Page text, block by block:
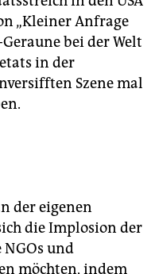
„Kleiner Anfrage
Geraune bei der Welt
in der
Szene mal
der eigenen
die Implosion der
und
möchten, indem